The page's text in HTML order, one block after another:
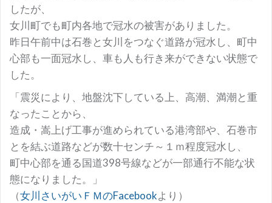
したが、
女川町でも町内各地で冠水の被害がありました。
昨日午前中は石巻と女川をつなぐ道路が冠水し、町中
心部も一面冠水し、車も人も行き来ができない状態で
した。
「震災により、地盤沈下している上、高潮、満潮と重
なったことから、
造成・嵩上げ工事が進められている港湾部や、石巻市
とを結ぶ道路などが数十センチ～１ｍ程度冠水し、
町中心部を通る国道398号線などが一部通行不能な状
態になりました。」
（女川さいがいＦＭのFacebookより）